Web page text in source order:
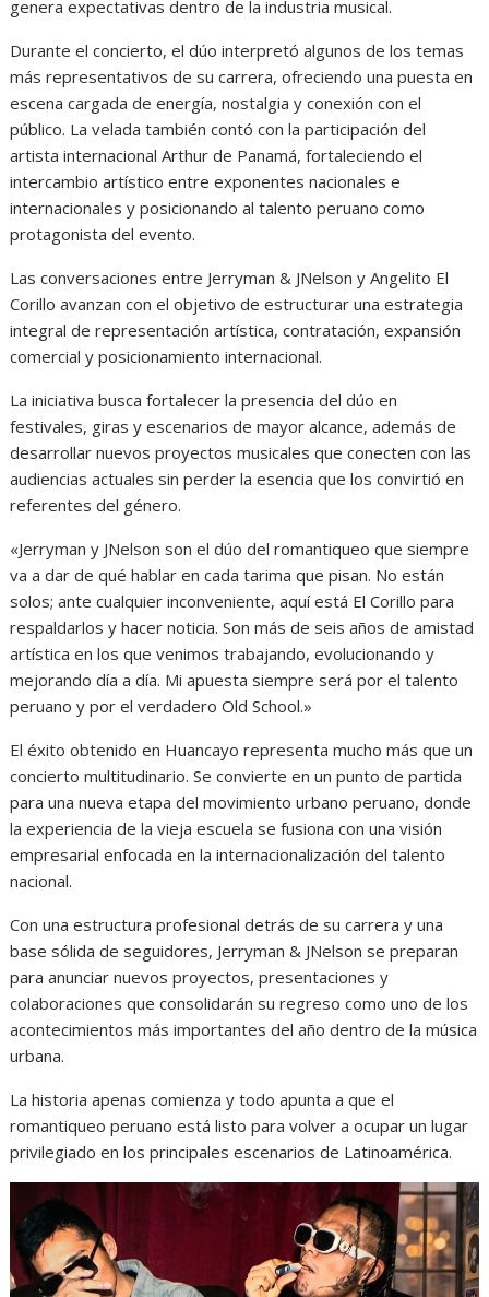
genera expectativas dentro de la industria musical.
Durante el concierto, el dúo interpretó algunos de los temas
más representativos de su carrera, ofreciendo una puesta en
escena cargada de energía, nostalgia y conexión con el
público. La velada también contó con la participación del
artista internacional Arthur de Panamá, fortaleciendo el
intercambio artístico entre exponentes nacionales e
internacionales y posicionando al talento peruano como
protagonista del evento.
Las conversaciones entre Jerryman & JNelson y Angelito El
Corillo avanzan con el objetivo de estructurar una estrategia
integral de representación artística, contratación, expansión
comercial y posicionamiento internacional.
La iniciativa busca fortalecer la presencia del dúo en
festivales, giras y escenarios de mayor alcance, además de
desarrollar nuevos proyectos musicales que conecten con las
audiencias actuales sin perder la esencia que los convirtió en
referentes del género.
«Jerryman y JNelson son el dúo del romantiqueo que siempre
va a dar de qué hablar en cada tarima que pisan. No están
solos; ante cualquier inconveniente, aquí está El Corillo para
respaldarlos y hacer noticia. Son más de seis años de amistad
artística en los que venimos trabajando, evolucionando y
mejorando día a día. Mi apuesta siempre será por el talento
peruano y por el verdadero Old School.»
El éxito obtenido en Huancayo representa mucho más que un
concierto multitudinario. Se convierte en un punto de partida
para una nueva etapa del movimiento urbano peruano, donde
la experiencia de la vieja escuela se fusiona con una visión
empresarial enfocada en la internacionalización del talento
nacional.
Con una estructura profesional detrás de su carrera y una
base sólida de seguidores, Jerryman & JNelson se preparan
para anunciar nuevos proyectos, presentaciones y
colaboraciones que consolidarán su regreso como uno de los
acontecimientos más importantes del año dentro de la música
urbana.
La historia apenas comienza y todo apunta a que el
romantiqueo peruano está listo para volver a ocupar un lugar
privilegiado en los principales escenarios de Latinoamérica.